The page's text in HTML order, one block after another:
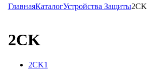
ГлавнаяКаталогУстройства Защиты2CK
2CK
2CK1